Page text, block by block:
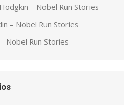
– Nobel Run Stories
– Nobel Run Stories
Nobel Run Stories